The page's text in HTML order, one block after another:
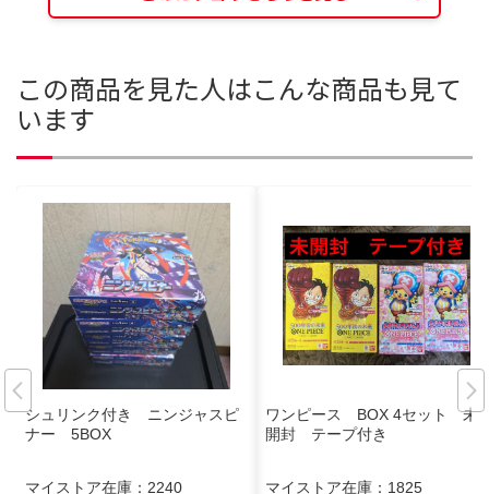
この商品を見た人はこんな商品も見て
います
シュリンク付き ニンジャスピ
ナー 5BOX
マイストア在庫： 2240
ワンピース BOX 4セット 未
開封 テープ付き
マイストア在庫： 1825